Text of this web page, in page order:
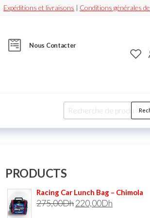
Expéditions et livraisons | Conditions générales
Nous Contacter
PRODUCTS
Racing Car Lunch Bag – Chimola
275,00Dh220,00Dh